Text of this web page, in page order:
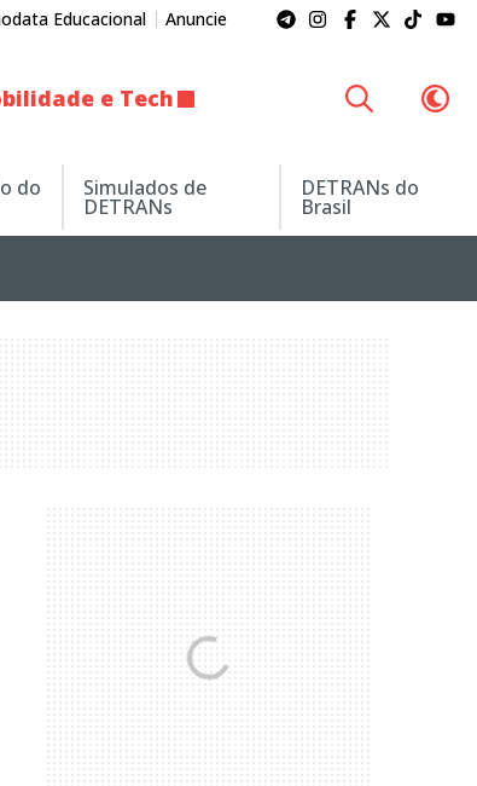
Educacional Anuncie
e Tech
do Simulados de
DETRANs
DETRANs do
Brasil